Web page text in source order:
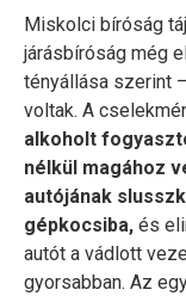
Miskolci bíróság
járásbíróság még
tényállása szerint
voltak. A
alkoholt
nélkül magához
autójának
gépkocsiba, és
autót a vádlott
gyorsabban. Az